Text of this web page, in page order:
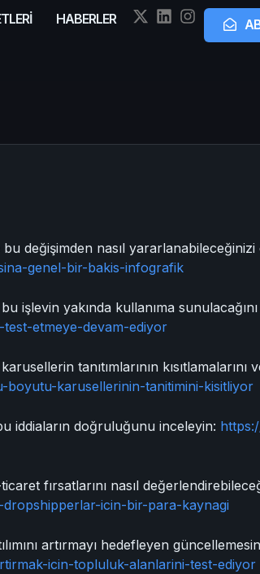
HABERLER
bu değişimden nasıl
genel-bir-bakis-infografik
işlevin yakında kullanıma
etmeye-devam-ediyor
tanıtımlarının kısıtlamalarını
karusellerinin-tanitimini-kisitliyor
iddiaların doğruluğunu inceleyin:
fırsatlarını nasıl
icin-bir-para-kaynagi
artırmayı hedefleyen
icin-topluluk-alanlarini-test-ediyor